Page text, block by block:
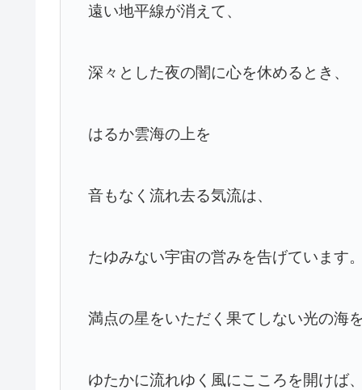
遠い地平線が消えて、
深々とした夜の闇に心を休めるとき、
はるか雲海の上を
音もなく流れ去る気流は、
たゆみない宇宙の営みを告げています
満点の星をいただく果てしない光の海
ゆたかに流れゆく風にこころを開けば